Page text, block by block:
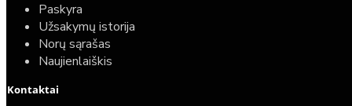
Paskyra
Užsakymų istorija
Norų sąrašas
Naujienlaiškis
Kontaktai